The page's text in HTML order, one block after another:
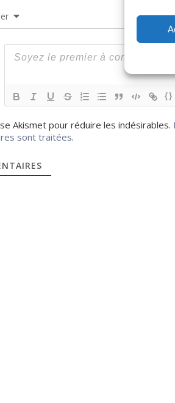
{}
Akismet pour réduire les indésirables.
sont traitées.